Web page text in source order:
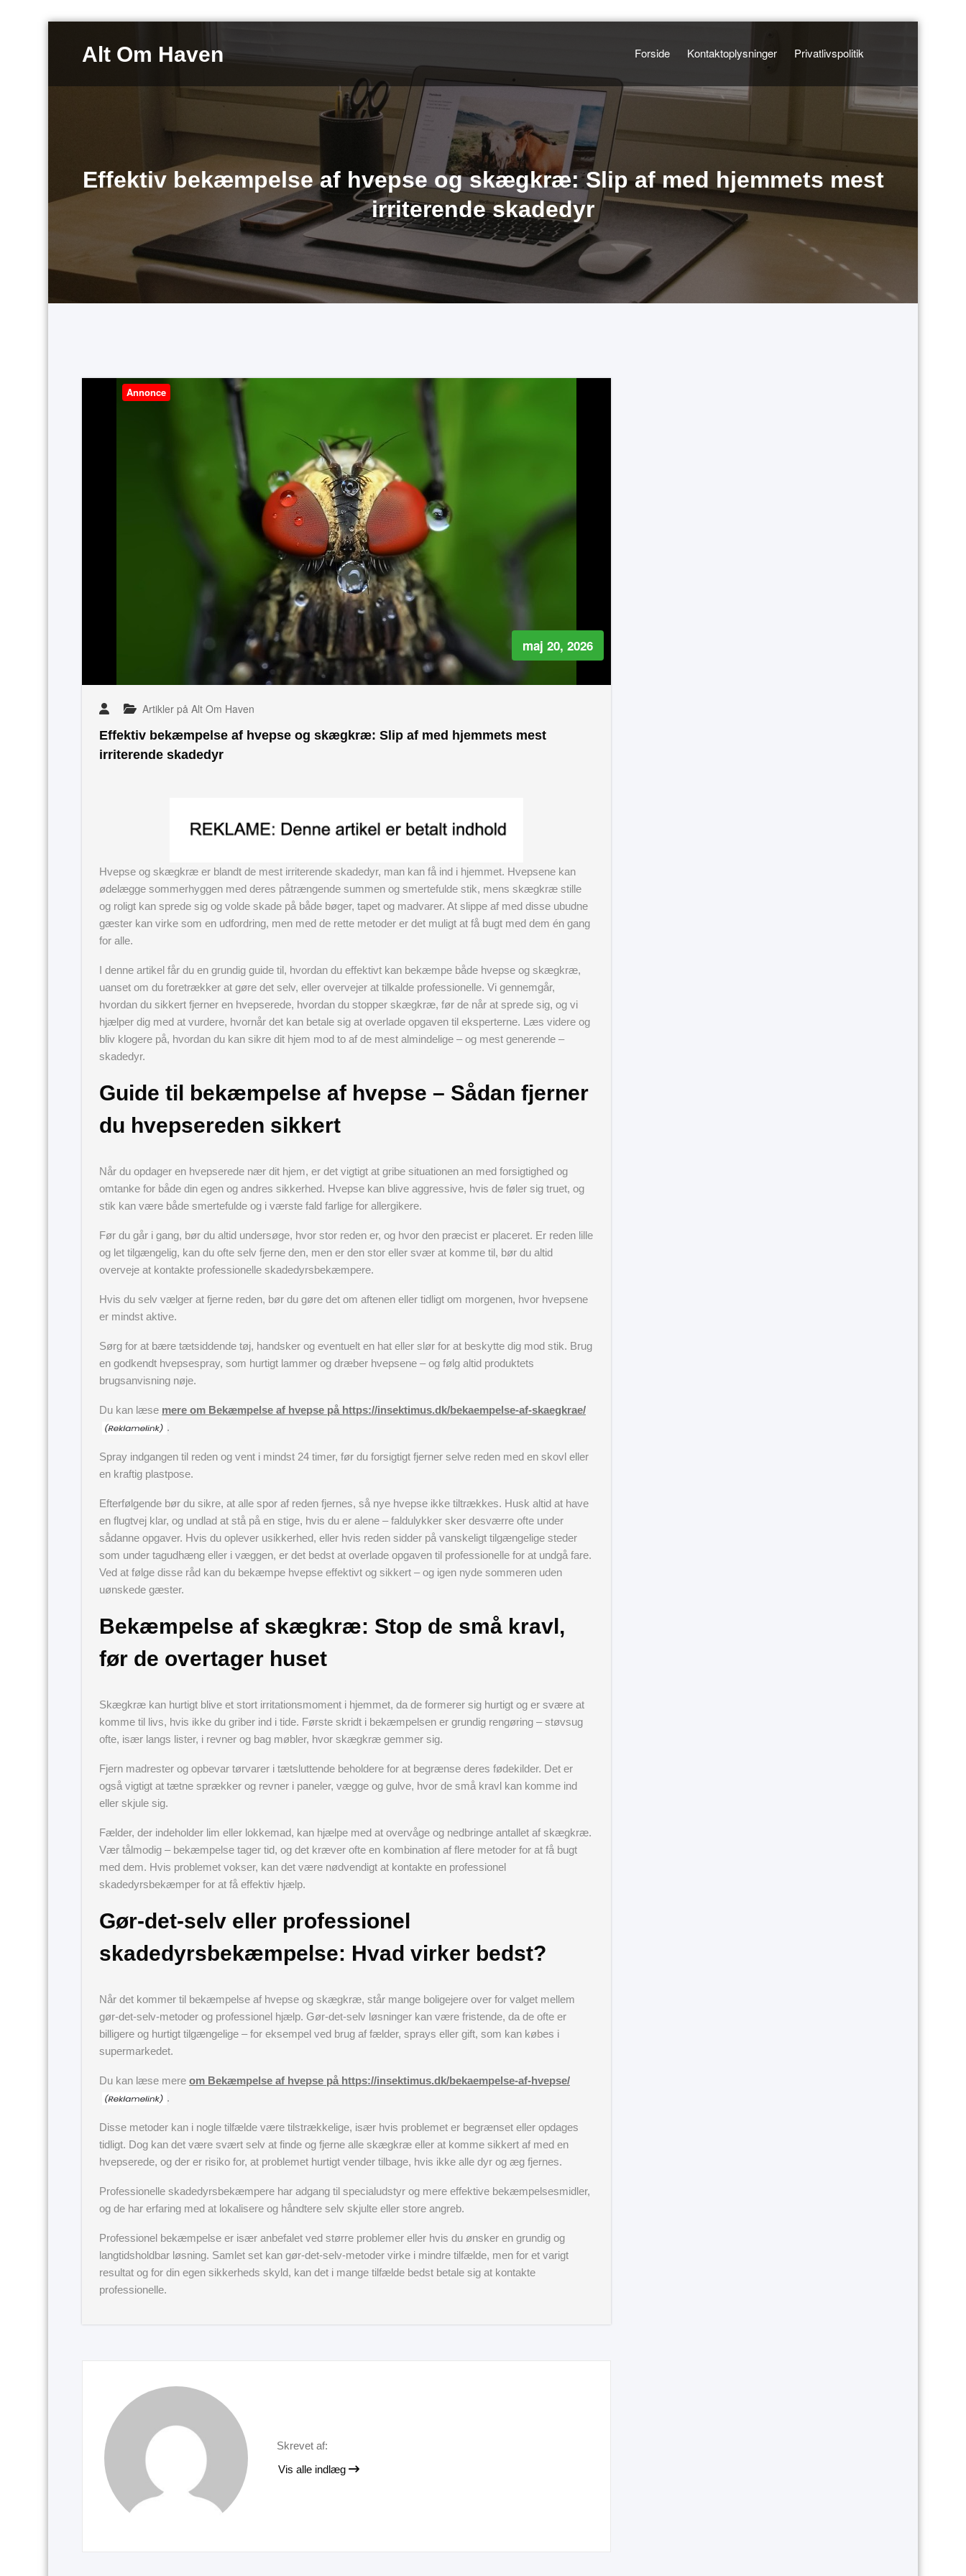
indholdAlt Om Haven Forside Kontaktoplysninger Privatlivspolitik
Effektiv bekæmpelse af hvepse og skægkræ: Slip af med hjemmets mest
irriterende skadedyr
Annonce
maj 20, 2026
Artikler på Alt Om Haven
Effektiv bekæmpelse af hvepse og skægkræ: Slip af med hjemmets mest
irriterende skadedyr
Hvepse og skægkræ er blandt de mest irriterende skadedyr, man kan få ind i hjemmet. Hvepsene kan
ødelægge sommerhyggen med deres påtrængende summen og smertefulde stik, mens skægkræ stille
og roligt kan sprede sig og volde skade på både bøger, tapet og madvarer. At slippe af med disse ubudne
gæster kan virke som en udfordring, men med de rette metoder er det muligt at få bugt med dem én gang
for alle.
I denne artikel får du en grundig guide til, hvordan du effektivt kan bekæmpe både hvepse og skægkræ,
uanset om du foretrækker at gøre det selv, eller overvejer at tilkalde professionelle. Vi gennemgår,
hvordan du sikkert fjerner en hvepserede, hvordan du stopper skægkræ, før de når at sprede sig, og vi
hjælper dig med at vurdere, hvornår det kan betale sig at overlade opgaven til eksperterne. Læs videre og
bliv klogere på, hvordan du kan sikre dit hjem mod to af de mest almindelige – og mest generende –
skadedyr.
Guide til bekæmpelse af hvepse – Sådan fjerner
du hvepsereden sikkert
Når du opdager en hvepserede nær dit hjem, er det vigtigt at gribe situationen an med forsigtighed og
omtanke for både din egen og andres sikkerhed. Hvepse kan blive aggressive, hvis de føler sig truet, og
stik kan være både smertefulde og i værste fald farlige for allergikere.
Før du går i gang, bør du altid undersøge, hvor stor reden er, og hvor den præcist er placeret. Er reden lille
og let tilgængelig, kan du ofte selv fjerne den, men er den stor eller svær at komme til, bør du altid
overveje at kontakte professionelle skadedyrsbekæmpere.
Hvis du selv vælger at fjerne reden, bør du gøre det om aftenen eller tidligt om morgenen, hvor hvepsene
er mindst aktive.
Sørg for at bære tætsiddende tøj, handsker og eventuelt en hat eller slør for at beskytte dig mod stik. Brug
en godkendt hvepsespray, som hurtigt lammer og dræber hvepsene – og følg altid produktets
brugsanvisning nøje.
Du kan læse mere om Bekæmpelse af hvepse på https://insektimus.dk/bekaempelse-af-skaegkrae/
.
Spray indgangen til reden og vent i mindst 24 timer, før du forsigtigt fjerner selve reden med en skovl eller
en kraftig plastpose.
Efterfølgende bør du sikre, at alle spor af reden fjernes, så nye hvepse ikke tiltrækkes. Husk altid at have
en flugtvej klar, og undlad at stå på en stige, hvis du er alene – faldulykker sker desværre ofte under
sådanne opgaver. Hvis du oplever usikkerhed, eller hvis reden sidder på vanskeligt tilgængelige steder
som under tagudhæng eller i væggen, er det bedst at overlade opgaven til professionelle for at undgå fare.
Ved at følge disse råd kan du bekæmpe hvepse effektivt og sikkert – og igen nyde sommeren uden
uønskede gæster.
Bekæmpelse af skægkræ: Stop de små kravl,
før de overtager huset
Skægkræ kan hurtigt blive et stort irritationsmoment i hjemmet, da de formerer sig hurtigt og er svære at
komme til livs, hvis ikke du griber ind i tide. Første skridt i bekæmpelsen er grundig rengøring – støvsug
ofte, især langs lister, i revner og bag møbler, hvor skægkræ gemmer sig.
Fjern madrester og opbevar tørvarer i tætsluttende beholdere for at begrænse deres fødekilder. Det er
også vigtigt at tætne sprækker og revner i paneler, vægge og gulve, hvor de små kravl kan komme ind
eller skjule sig.
Fælder, der indeholder lim eller lokkemad, kan hjælpe med at overvåge og nedbringe antallet af skægkræ.
Vær tålmodig – bekæmpelse tager tid, og det kræver ofte en kombination af flere metoder for at få bugt
med dem. Hvis problemet vokser, kan det være nødvendigt at kontakte en professionel
skadedyrsbekæmper for at få effektiv hjælp.
Gør-det-selv eller professionel
skadedyrsbekæmpelse: Hvad virker bedst?
Når det kommer til bekæmpelse af hvepse og skægkræ, står mange boligejere over for valget mellem
gør-det-selv-metoder og professionel hjælp. Gør-det-selv løsninger kan være fristende, da de ofte er
billigere og hurtigt tilgængelige – for eksempel ved brug af fælder, sprays eller gift, som kan købes i
supermarkedet.
Du kan læse mere om Bekæmpelse af hvepse på https://insektimus.dk/bekaempelse-af-hvepse/
.
Disse metoder kan i nogle tilfælde være tilstrækkelige, især hvis problemet er begrænset eller opdages
tidligt. Dog kan det være svært selv at finde og fjerne alle skægkræ eller at komme sikkert af med en
hvepserede, og der er risiko for, at problemet hurtigt vender tilbage, hvis ikke alle dyr og æg fjernes.
Professionelle skadedyrsbekæmpere har adgang til specialudstyr og mere effektive bekæmpelsesmidler,
og de har erfaring med at lokalisere og håndtere selv skjulte eller store angreb.
Professionel bekæmpelse er især anbefalet ved større problemer eller hvis du ønsker en grundig og
langtidsholdbar løsning. Samlet set kan gør-det-selv-metoder virke i mindre tilfælde, men for et varigt
resultat og for din egen sikkerheds skyld, kan det i mange tilfælde bedst betale sig at kontakte
professionelle.
Skrevet af:
Vis alle indlæg